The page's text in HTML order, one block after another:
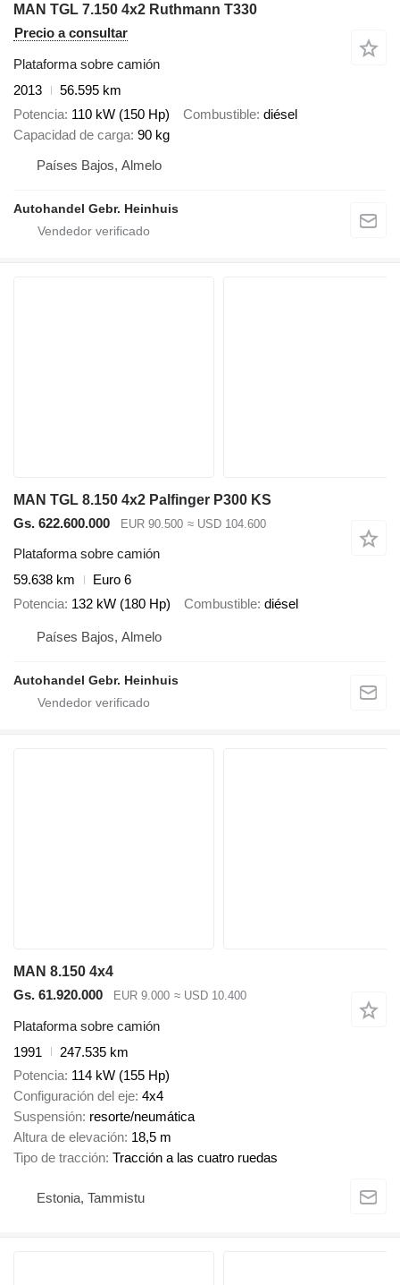
MAN TGL 7.150 4x2 Ruthmann T330
Precio a consultar
Plataforma sobre camión
2013
56.595 km
Potencia 110 kW (150 Hp) Combustible diésel
Capacidad de carga 90 kg
Países Bajos, Almelo
Autohandel Gebr. Heinhuis
MAN TGL 8.150 4x2 Palfinger P300 KS
Gs. 622.600.000
EUR 90.500 ≈ USD 104.600
Plataforma sobre camión
59.638 km
Euro 6
Potencia 132 kW (180 Hp) Combustible diésel
Países Bajos, Almelo
Autohandel Gebr. Heinhuis
MAN 8.150 4x4
Gs. 61.920.000
EUR 9.000 ≈ USD 10.400
Plataforma sobre camión
1991
247.535 km
Potencia 114 kW (155 Hp)
Configuración del eje 4x4
Suspensión resorte/neumática
Altura de elevación 18,5 m
Tipo de tracción Tracción a las cuatro ruedas
Estonia, Tammistu